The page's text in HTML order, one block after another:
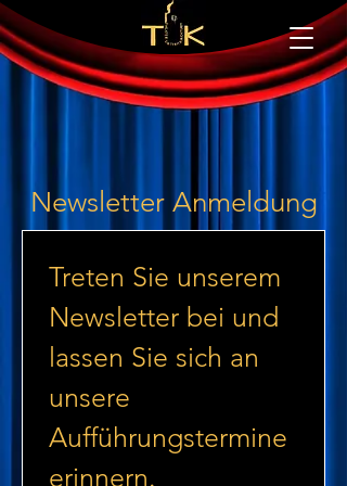
Newsletter Anmeldung
Treten Sie unserem
Newsletter bei und
lassen Sie sich an
unsere
Aufführungstermine
erinnern.